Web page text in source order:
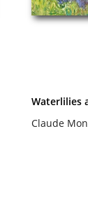
Waterlilies
Claude